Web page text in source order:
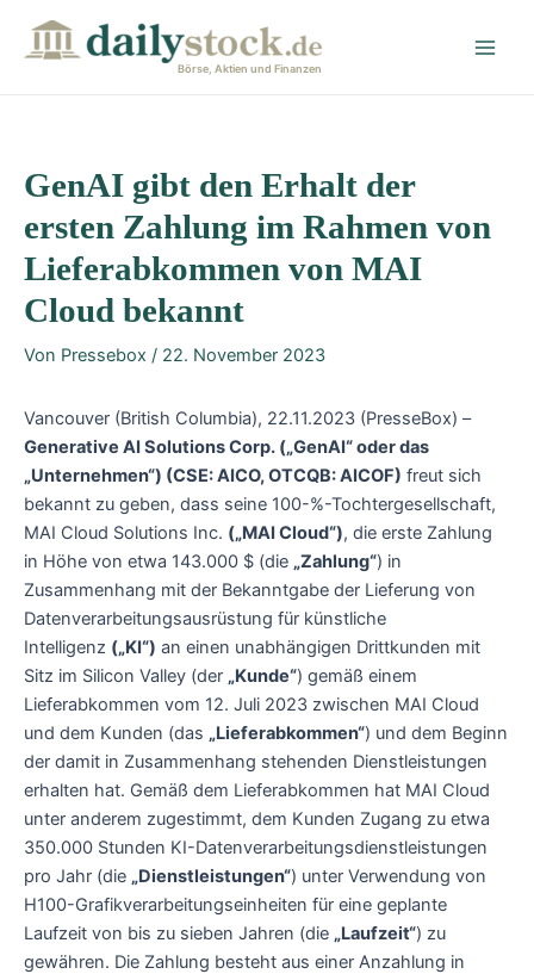
Börse, Aktien und Finanzen
GenAI gibt den Erhalt der
ersten Zahlung im Rahmen von
Lieferabkommen von MAI
Cloud bekannt
Von Pressebox / 22. November 2023
Vancouver (British Columbia), 22.11.2023 (PresseBox) –
Generative AI Solutions Corp. („GenAI“ oder das
„Unternehmen“) (CSE: AICO, OTCQB: AICOF) freut sich
bekannt zu geben, dass seine 100-%-Tochtergesellschaft,
MAI Cloud Solutions Inc. („MAI Cloud“), die erste Zahlung
in Höhe von etwa 143.000 $ (die „Zahlung“) in
Zusammenhang mit der Bekanntgabe der Lieferung von
Datenverarbeitungsausrüstung für künstliche
Intelligenz („KI“) an einen unabhängigen Drittkunden mit
Sitz im Silicon Valley (der „Kunde“) gemäß einem
Lieferabkommen vom 12. Juli 2023 zwischen MAI Cloud
und dem Kunden (das „Lieferabkommen“) und dem Beginn
der damit in Zusammenhang stehenden Dienstleistungen
erhalten hat. Gemäß dem Lieferabkommen hat MAI Cloud
unter anderem zugestimmt, dem Kunden Zugang zu etwa
350.000 Stunden KI-Datenverarbeitungsdienstleistungen
pro Jahr (die „Dienstleistungen“) unter Verwendung von
H100-Grafikverarbeitungseinheiten für eine geplante
Laufzeit von bis zu sieben Jahren (die „Laufzeit“) zu
gewähren. Die Zahlung besteht aus einer Anzahlung in